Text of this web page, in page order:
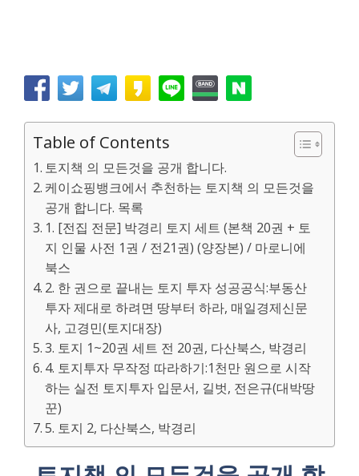
Table of Contents
토지책 의 모든것을 공개 합니다.
케이쇼핑뱅크에서 추천하는 토지책 의 모든것을
공개 합니다. 목록
1. [전집 전문] 박경리 토지 세트 (본책 20권 + 토
지 인물 사전 1권 / 전21권) (양장본) / 마로니에
북스
2. 한 권으로 끝내는 토지 투자 성공공식:부동산
투자 제대로 하려면 땅부터 하라, 매일경제신문
사, 고경민(토지대장)
3. 토지 1~20권 세트 전 20권, 다산북스, 박경리
4. 토지투자 무작정 따라하기:1천만 원으로 시작
하는 실전 토지투자 입문서, 길벗, 전은규(대박땅
꾼)
5. 토지 2, 다산북스, 박경리